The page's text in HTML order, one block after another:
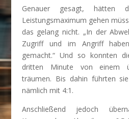
Genauer gesagt,
Leistungsmaximum gehen
das gelang nicht. „In der
Zugriff und im Angriff
gemacht.“ Und so konnten
dritten Minute von einem
träumen. Bis dahin führten
nämlich mit 4:1.
Anschließend jedoch